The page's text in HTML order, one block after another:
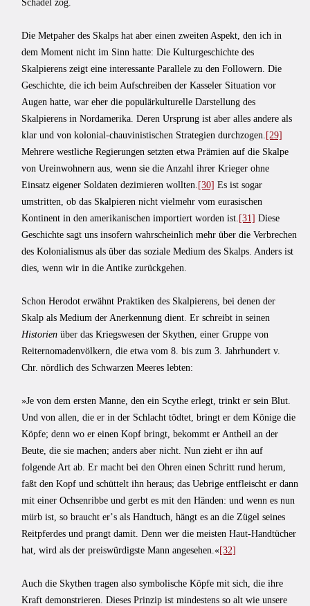
Schädel zog.
Die Metpaher des Skalps hat aber einen zweiten Aspekt, den ich in
dem Moment nicht im Sinn hatte: Die Kulturgeschichte des
Skalpierens zeigt eine interessante Parallele zu den Followern. Die
Geschichte, die ich beim Aufschreiben der Kasseler Situation vor
Augen hatte, war eher die populärkulturelle Darstellung des
Skalpierens in Nordamerika. Deren Ursprung ist aber alles andere als
klar und von kolonial-chauvinistischen Strategien durchzogen. [29]
Mehrere westliche Regierungen setzten etwa Prämien auf die Skalpe
von Ureinwohnern aus, wenn sie die Anzahl ihrer Krieger ohne
Einsatz eigener Soldaten dezimieren wollten. [30] Es ist sogar
umstritten, ob das Skalpieren nicht vielmehr vom eurasischen
Kontinent in den amerikanischen importiert worden ist. [31] Diese
Geschichte sagt uns insofern wahrscheinlich mehr über die Verbrechen
des Kolonialismus als über das soziale Medium des Skalps. Anders ist
dies, wenn wir in die Antike zurückgehen.
Schon Herodot erwähnt Praktiken des Skalpierens, bei denen der
Skalp als Medium der Anerkennung dient. Er schreibt in seinen
Historien über das Kriegswesen der Skythen, einer Gruppe von
Reiternomadenvölkern, die etwa vom 8. bis zum 3. Jahrhundert v.
Chr. nördlich des Schwarzen Meeres lebten:
»Je von dem ersten Manne, den ein Scythe erlegt, trinkt er sein Blut.
Und von allen, die er in der Schlacht tödtet, bringt er dem Könige die
Köpfe; denn wo er einen Kopf bringt, bekommt er Antheil an der
Beute, die sie machen; anders aber nicht. Nun zieht er ihn auf
folgende Art ab. Er macht bei den Ohren einen Schritt rund herum,
faßt den Kopf und schüttelt ihn heraus; das Uebrige entfleischt er dann
mit einer Ochsenribbe und gerbt es mit den Händen: und wenn es nun
mürb ist, so braucht erʼs als Handtuch, hängt es an die Zügel seines
Reitpferdes und prangt damit. Denn wer die meisten Haut-Handtücher
hat, wird als der preiswürdigste Mann angesehen.«[32]
Auch die Skythen tragen also symbolische Köpfe mit sich, die ihre
Kraft demonstrieren. Dieses Prinzip ist mindestens so alt wie unsere